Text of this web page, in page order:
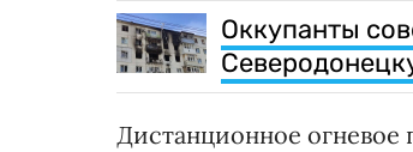
Оккупанты
Дистанционное огневое